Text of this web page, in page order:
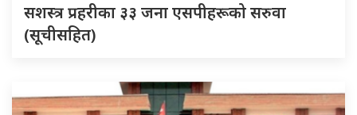
सशस्त्र प्रहरीका ३३ जना एसपीहरूको सरुवा
(सूचीसहित)